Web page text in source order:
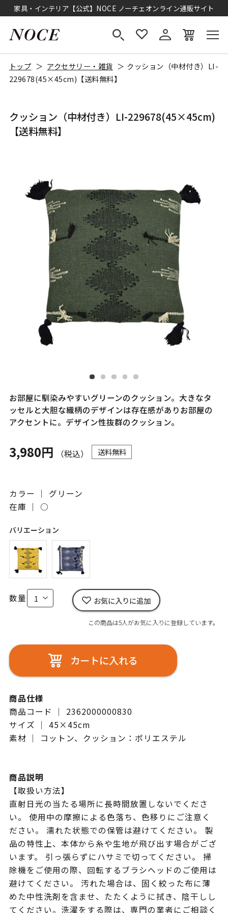
家具・インテリア【公式】NOCE ノーチェオンライン通販サイト
トップ アクセサリー・雑貨
クッション（中材付き）LI-
229678(45×45cm)【送料無料】
クッション（中材付き）LI-229678(45×45cm)
【送料無料】
お部屋に馴染みやすいグリーンのクッション。大きなタ
ッセルと大胆な織柄のデザインは存在感がありお部屋の
アクセントに。デザイン性抜群のクッション。
3,980円 （税込） 送料無料
カラー ｜ グリーン
在庫 ｜ ○
バリエーション
数量 お気に入りに追加
この商品は5人がお気に入りに登録しています。
カートに入れる
商品仕様
商品コード ｜ 2362000000830
サイズ ｜ 45×45cm
素材 ｜ コットン、クッション：ポリエステル
商品説明
【取扱い方法】
直射日光の当たる場所に長時間放置しないでくださ
い。 使用中の摩擦による色落ち、色移りにご注意く
ださい。 濡れた状態での保管は避けてください。 製
品の特性上、本体から糸や生地が飛び出す場合がござ
います。 引っ張らずにハサミで切ってください。 掃
除機をご使用の際、回転するブラシヘッドのご使用は
避けてください。 汚れた場合は、固く絞った布に薄
めた中性洗剤を含ませ、たたくように拭き、陰干しし
てください。洗濯をする際は、専門の業者にご相談く